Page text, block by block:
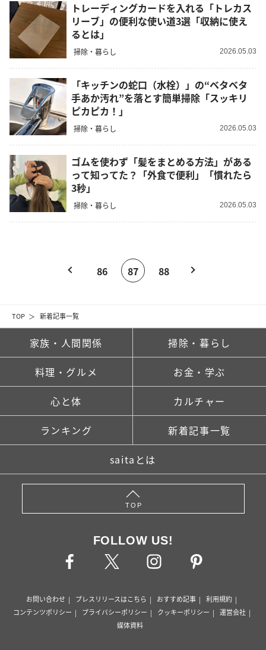
TOP 新着記事一覧
トレーディングカードを入れる「トレカス
リーブ」の便利な使い道3選「収納に使え
るとは」
掃除・暮らし 2026.05.03
「キッチンの蛇口（水栓）」の“ベタベタ
手あか汚れ”を落とす簡単掃除「スッキリ
ピカピカ！」
掃除・暮らし 2026.05.03
ゴムを使わず「髪をまとめる方法」がある
って知ってた？「外食で便利」「慣れたら
3秒」
掃除・暮らし 2026.05.03
86 87 88
家族・人間関係 掃除・暮らし
料理・グルメ お金・学ぶ
心と体 カルチャー
ランキング 新着記事一覧
saitaとは
TOP
FOLLOW US!
お問い合わせ プレスリリースはこちら おすすめ記事
利用規約
コンテンツポリシー
プライバシーポリシー クッキーポリシー
運営会社
媒体資料